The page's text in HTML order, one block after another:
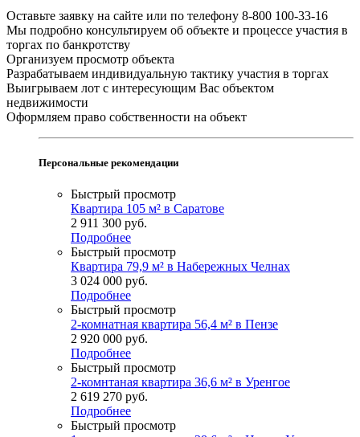
Оставьте заявку на сайте или по телефону 8-800 100-33-16
Мы подробно консультируем об объекте и процессе участия в
торгах по банкротству
Организуем просмотр объекта
Разрабатываем индивидуальную тактику участия в торгах
Выигрываем лот с интересующим Вас объектом
недвижимости
Оформляем право собственности на объект
Персональные рекомендации
Быстрый просмотр
Квартира 105 м² в Саратове
2 911 300 руб.
Подробнее
Быстрый просмотр
Квартира 79,9 м² в Набережных Челнах
3 024 000 руб.
Подробнее
Быстрый просмотр
2-комнатная квартира 56,4 м² в Пензе
2 920 000 руб.
Подробнее
Быстрый просмотр
2-комнтаная квартира 36,6 м² в Уренгое
2 619 270 руб.
Подробнее
Быстрый просмотр